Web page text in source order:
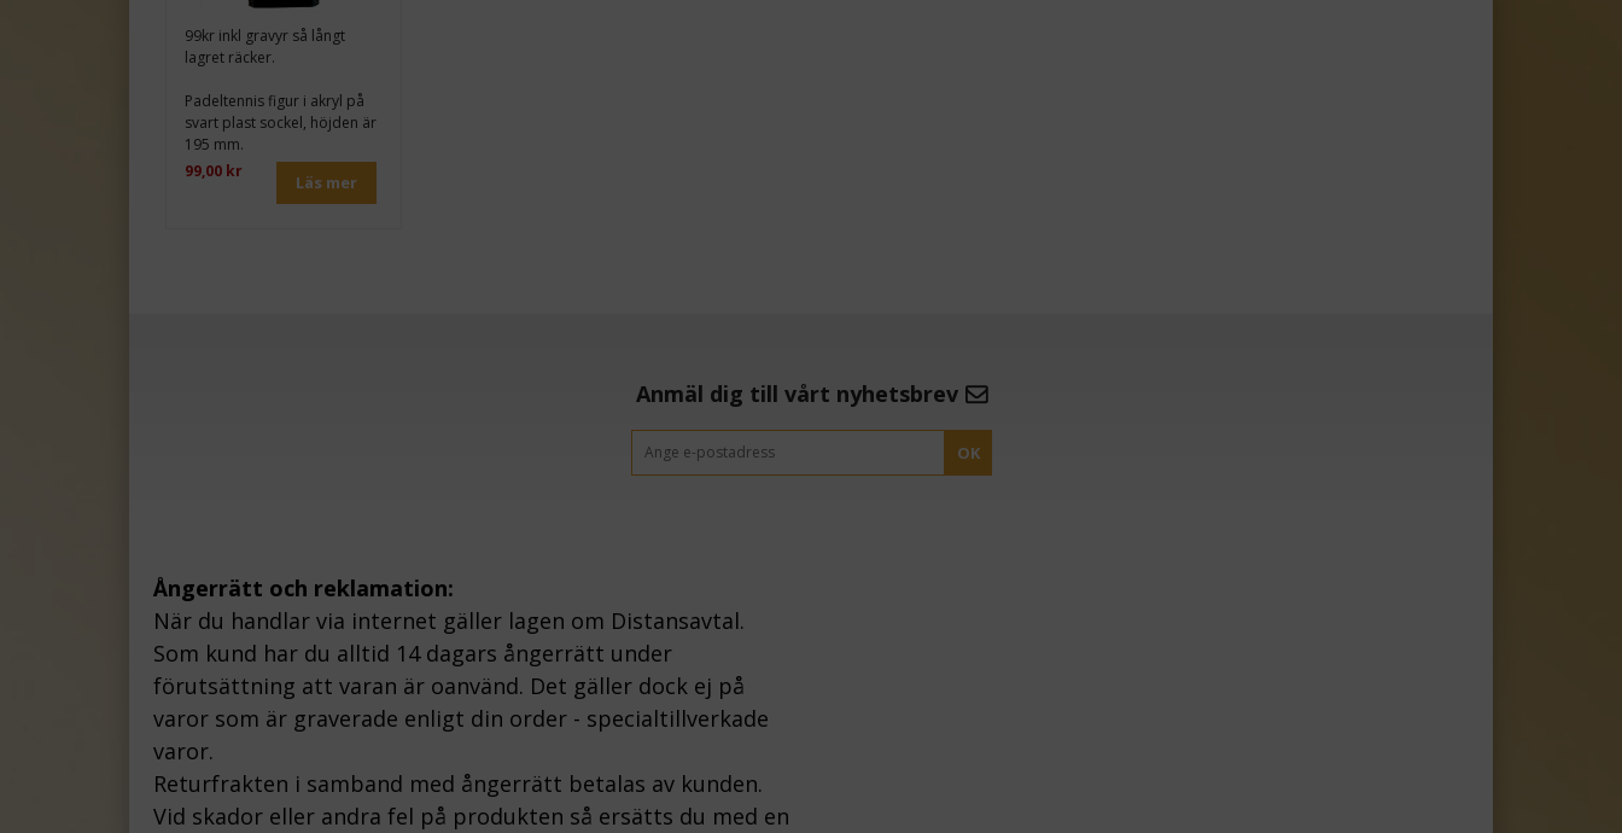
99kr inkl gravyr så långt
lagret räcker.
Padeltennis figur i akryl på
svart plast sockel, höjden är
195 mm.
99,00 kr
Läs mer
Anmäl dig till vårt nyhetsbrev
OK
Ångerrätt och reklamation:
När du handlar via internet gäller lagen om Distansavtal.
Som kund har du alltid 14 dagars ångerrätt under
förutsättning att varan är oanvänd. Det gäller dock ej på
varor som är graverade enligt din order - specialtillverkade
varor.
Returfrakten i samband med ångerrätt betalas av kunden.
Vid skador eller andra fel på produkten så ersätts du med en